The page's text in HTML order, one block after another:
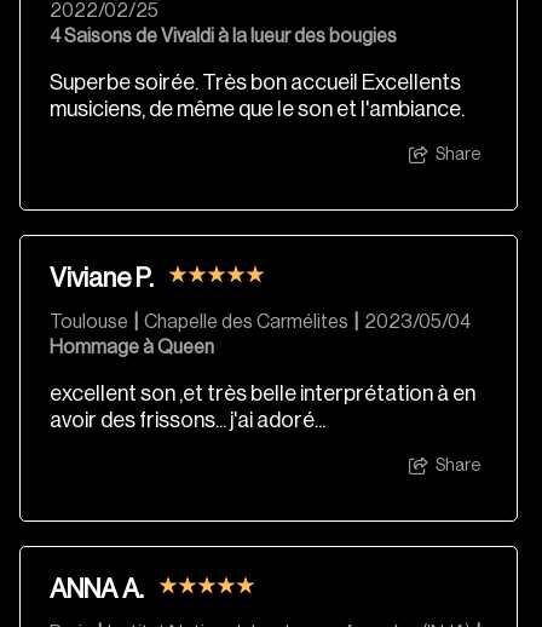
2022/02/25
4 Saisons de Vivaldi à la lueur des bougies
Superbe soirée. Très bon accueil Excellents
musiciens, de même que le son et l'ambiance.
Share
Viviane P.
Toulouse Chapelle des Carmélites
2023/05/04
Hommage à Queen
excellent son ,et très belle interprétation à en
avoir des frissons... j'ai adoré...
Share
ANNA A.